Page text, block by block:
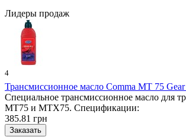
Лидеры продаж
4
Трансмиссионное масло Comma MT 75
Специальное трансмиссионное масло для
MT75 и MTX75. Спецификации:
385.81 грн